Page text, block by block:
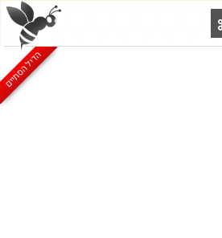
פתוחה והתכנים המתפרסמים בה הינם מטעם הגולשים.הדיל הסתיים